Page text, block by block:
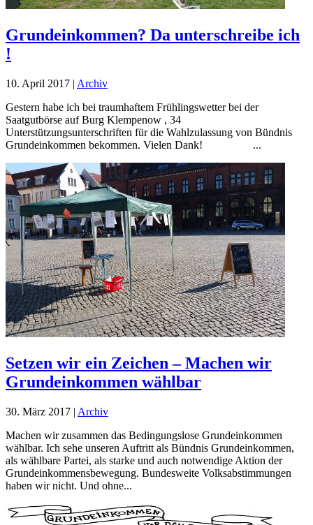
Grundeinkommen? Da unterschreibe ich
!
10. April 2017 | Archiv
Gestern habe ich bei traumhaftem Frühlingswetter bei der
Saatgutbörse auf Burg Klempenow , 34
Unterstützungsunterschriften für die Wahlzulassung von Bündnis
Grundeinkommen bekommen. Vielen Dank! ...
Setzen wir ein Zeichen – Machen wir
Grundeinkommen wählbar
30. März 2017 | Archiv
Machen wir zusammen das Bedingungslose Grundeinkommen
wählbar. Ich sehe unseren Auftritt als Bündnis Grundeinkommen,
als wählbare Partei, als starke und auch notwendige Aktion der
Grundeinkommensbewegung. Bundesweite Volksabstimmungen
haben wir nicht. Und ohne...